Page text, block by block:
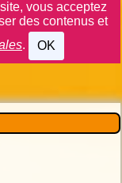
vous acceptez
des contenus et
. OK